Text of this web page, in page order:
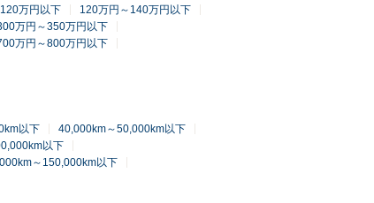
万円以下
120万円～140万円以下
万円～350万円以下
万円～800万円以下
以下
40,000km～50,000km以下
以下
～150,000km以下